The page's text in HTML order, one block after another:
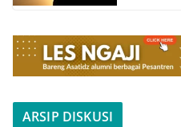
ARSIP DISKUSI